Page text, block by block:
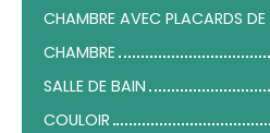
CHAMBRE AVEC PLACARDS
CHAMBRE
SALLE DE BAIN
COULOIR